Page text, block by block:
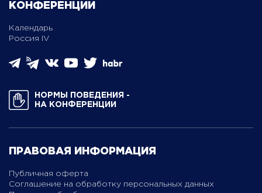
КОНФЕРЕНЦИИ
Календарь
Россия IV
НОРМЫ ПОВЕДЕНИЯ ­
НА КОНФЕРЕНЦИИ
ПРАВОВАЯ ИНФОРМАЦИЯ
Публичная оферта
Соглашение на обработку персональных данных